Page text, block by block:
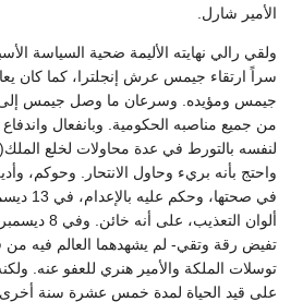
الأمير شارل.
ولقي رالي نهايته الأليمة ضحية السياسة
سراً ارتقاء جيمس عرش إنجلترا، كما كان
جيمس ومؤيده. وسرعان ما وصل جيمس
من جميع مناصبه الحكومية. وبانفعال
واحتج بأنه بريء وحاول الانتحار. وحوكم،
ألوان
تفيض رقة وتقي- لم يشهدهما العالم فيه
توسلات الملكة والأمير هنري للعفو عنه.
على قيد الحياة لمدة خمس عشرة سنة